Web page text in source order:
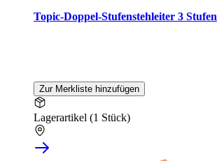
Topic-Doppel-Stufenstehleiter 3 Stufen
Zur Merkliste hinzufügen
Lagerartikel (1 Stück)